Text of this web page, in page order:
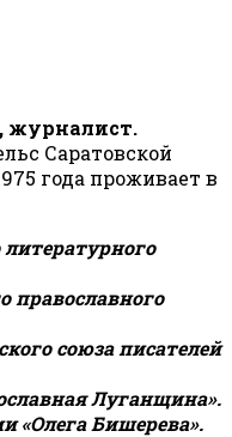
журналист.
Саратовской
года проживает в
православного
союза писателей
Луганщина».
«Олега Бишерева».